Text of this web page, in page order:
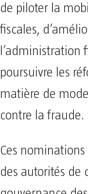
de piloter la
fiscales,
l’administration
poursuivre les
matière de
contre la fraude.
Ces
des autorités de